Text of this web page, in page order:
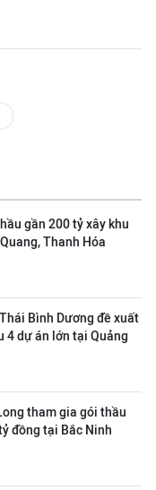
gần 200 tỷ xây khu
Thanh Hóa
Bình Dương đề xuất
4 dự án lớn tại Quảng
tham gia gói thầu
đồng tại Bắc Ninh